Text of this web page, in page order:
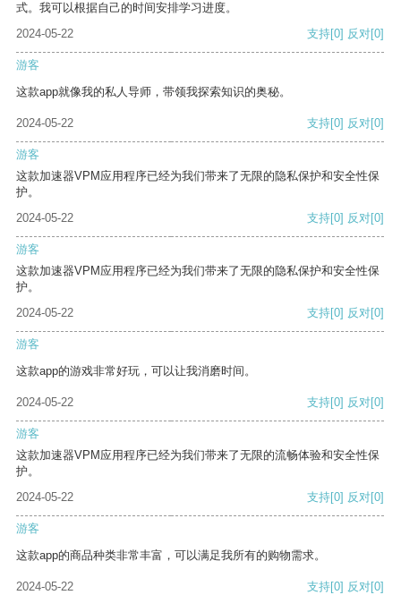
式。我可以根据自己的时间安排学习进度。
2024-05-22
支持[0] 反对[0]
游客
这款app就像我的私人导师，带领我探索知识的奥秘。
2024-05-22 支持[0] 反对[0]
游客
这款加速器VPM应用程序已经为我们带来了无限的隐私保护和安全性保
护。
2024-05-22
支持[0] 反对[0]
游客
这款加速器VPM应用程序已经为我们带来了无限的隐私保护和安全性保
护。
2024-05-22
支持[0] 反对[0]
游客
这款app的游戏非常好玩，可以让我消磨时间。
2024-05-22 支持[0] 反对[0]
游客
这款加速器VPM应用程序已经为我们带来了无限的流畅体验和安全性保
护。
2024-05-22
支持[0] 反对[0]
游客
这款app的商品种类非常丰富，可以满足我所有的购物需求。
2024-05-22 支持[0] 反对[0]